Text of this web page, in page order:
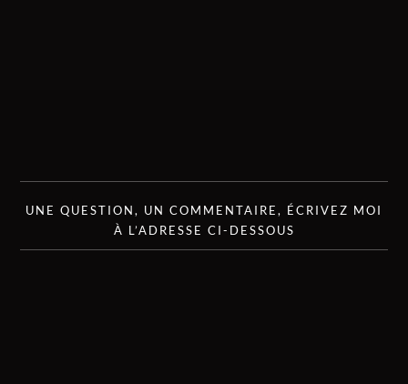
UNE QUESTION, UN COMMENTAIRE, ÉCRIVEZ MOI
À L’ADRESSE CI-DESSOUS